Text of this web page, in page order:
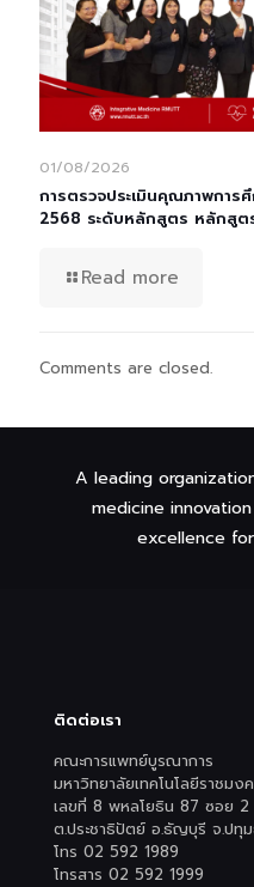
01/08/2026
การตรวจประเมินคุณภาพการ
2568 ระดับหลักสูตร หลักสู
Read more
Comments are closed.
A leading
medicine
excellence
ติดต่อเรา
คณะการแพทย์บูรณาการ
มหาวิทยาลัยเทคโนโลยีราชม
เลขที่ 8 พหลโยธิน 87 ซอย 2
ต.ประชาธิปัตย์ อ.ธัญบุรี จ.ปทุ
โทร 02 592 1989
โทรสาร 02 592 1999